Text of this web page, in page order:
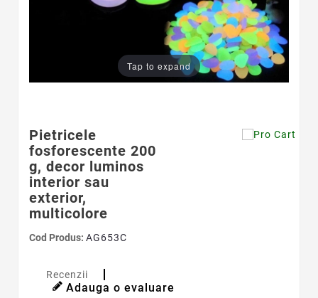
Tap to expand
Pietricele
fosforescente 200
g, decor luminos
interior sau
exterior,
multicolore
Cod Produs: AG653C
Recenzii
Adauga o evaluare